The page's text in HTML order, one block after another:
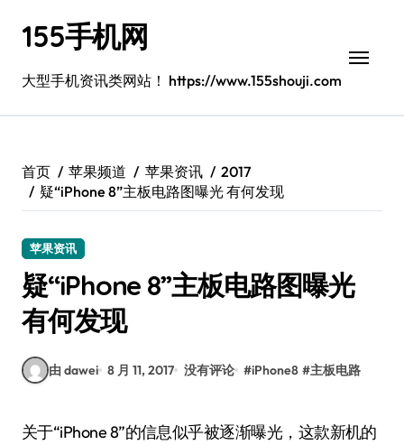
155手机网
大型手机资讯类网站！ https://www.155shouji.com
首页 苹果频道 苹果资讯
2017
疑“iPhone 8”主板电路图曝光 有何发现
苹果资讯
疑“iPhone 8”主板电路图曝光
有何发现
由 dawei 8 月 11, 2017 没有评论 #iPhone8 #主板电路
关于“iPhone 8”的信息似乎被逐渐曝光，这款新机的